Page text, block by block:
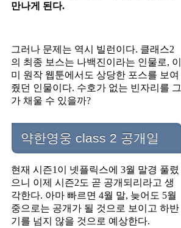
만나게 된다.
그러나 문제는 역시 빌런이다. 클래스2
의 최종 보스는 나백진이라는 인물로, 이
미 원작 웹툰에서도 상당한 포스를 보여
줬던 인물이다. 수호가 없는 빈자리를 그
가 채울 수 있을까?
약한영웅 class 2 공개일
현재 시즌1이 넷플릭스에 3월 말경 풀렸
으니 이제 시즌2도 곧 공개되리라고 생
각한다. 아마 빠르면 4월 말, 늦어도 5월
중으로는 공개가 될 것으로 보이고 하반
기를 넘지 않을 것으로 예상한다.